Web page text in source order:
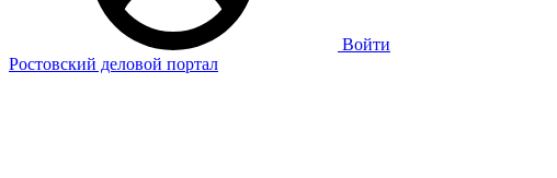
Войти
Ростовский деловой портал